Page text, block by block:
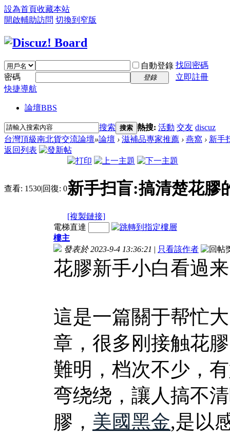
設為首頁收藏本站
開啟輔助訪問 切換到窄版
自動登錄 找回密碼
密碼
登錄
立即註冊
快捷導航
論壇BBS
搜索 搜索 熱搜: 活動 交友 discuz
台灣頂級南北貨交流論壇»論壇 › 滋補品專家推薦 › 燕窩 › 新手
返回列表
查看: 1530|回復: 0新手扫盲:搞清楚花膠
[複製鏈接]
電梯直達
樓主
發表於 2023-9-4 13:36:21 | 只看該作者
花膠新手小白看過
這是一篇關于帮忙
章，很多刚接触花
難明，档次不少，
弯绕绕，讓人搞不
膠， 美國黑金,是以